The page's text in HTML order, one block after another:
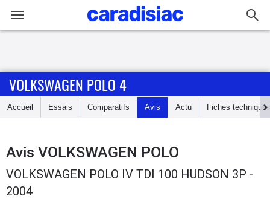
Accueil
Essais
Guide
d'achat
VOLKSWAGEN POLO 4
Accueil Essais Comparatifs Avis Actu Fiches techniques
Avis VOLKSWAGEN POLO
VOLKSWAGEN POLO IV TDI 100 HUDSON 3P -
2004